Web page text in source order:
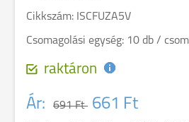
Cikkszám: ISCFUZA5V
Csomagolási egység: 10 db /
raktáron
Ár: 691 Ft 661 Ft